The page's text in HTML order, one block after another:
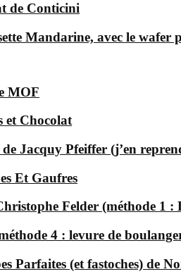
de Conticini
Mandarine, avec le
MOF
et Chocolat
de Jacquy Pfeiffer (j’en
Et Gaufres
Felder (méthode 1
4 : levure de
Parfaites (et fastoches) de